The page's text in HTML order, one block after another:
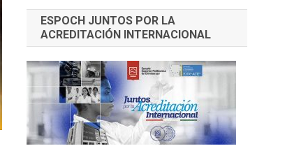
ESPOCH JUNTOS POR LA
ACREDITACIÓN INTERNACIONAL